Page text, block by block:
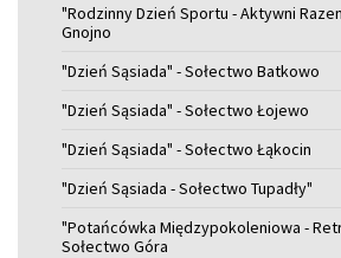
"Rodzinny Dzień Sportu - Aktywni
Gnojno
"Dzień Sąsiada" - Sołectwo Batkowo
"Dzień Sąsiada" - Sołectwo Łojewo
"Dzień Sąsiada" - Sołectwo Łąkocin
"Dzień Sąsiada - Sołectwo Tupadły"
"Potańcówka Międzypokoleniowa -
Sołectwo Góra